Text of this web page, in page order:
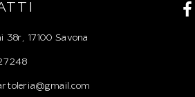
38r, 17100 Savona